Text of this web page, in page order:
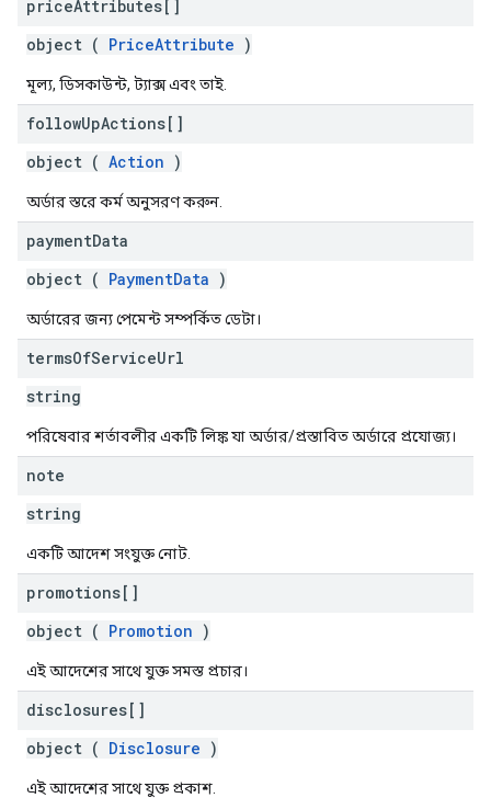
priceAttributes[]
object ( PriceAttribute )
মূল্য, ডিসকাউন্ট, ট্যাক্স এবং তাই.
followUpActions[]
object ( Action )
অর্ডার স্তরে কর্ম অনুসরণ করুন.
paymentData
object ( PaymentData )
অর্ডারের জন্য পেমেন্ট সম্পর্কিত ডেটা।
termsOfServiceUrl
string
পরিষেবার শর্তাবলীর একটি লিঙ্ক যা অর্ডার/প্রস্তাবিত অর্ডারে প্রযোজ্য।
note
string
একটি আদেশ সংযুক্ত নোট.
promotions[]
object ( Promotion )
এই আদেশের সাথে যুক্ত সমস্ত প্রচার।
disclosures[]
object ( Disclosure )
এই আদেশের সাথে যুক্ত প্রকাশ.